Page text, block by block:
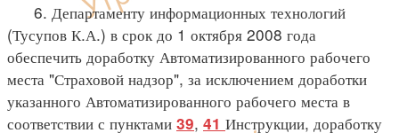
6. Департаменту информационных технологий
(Тусупов К.А.) в срок до 1 октября 2008 года
обеспечить доработку Автоматизированного рабочего
места "Страховой надзор", за исключением доработки
указанного Автоматизированного рабочего места в
соответствии с пунктами 39, 41 Инструкции, доработку